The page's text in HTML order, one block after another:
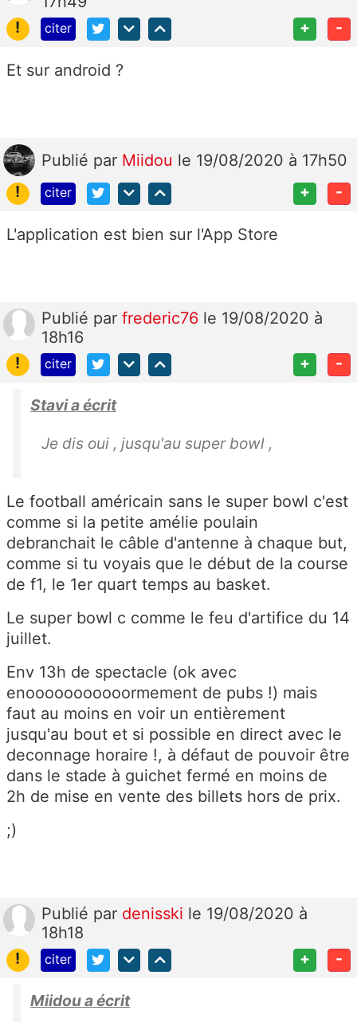
!
citer + -
Et sur android ?
Publié par Miidou le 19/08/2020 à 17h50
!
citer + -
L'application est bien sur l'App Store
Publié par frederic76 le 19/08/2020 à
18h16
!
citer + -
Stavi a écrit
Je dis oui , jusqu'au super bowl ,
Le football américain sans le super bowl c'est
comme si la petite amélie poulain
debranchait le câble d'antenne à chaque but,
comme si tu voyais que le début de la course
de f1, le 1er quart temps au basket.
Le super bowl c comme le feu d'artifice du 14
juillet.
Env 13h de spectacle (ok avec
enooooooooooormement de pubs !) mais
faut au moins en voir un entièrement
jusqu'au bout et si possible en direct avec le
deconnage horaire !, à défaut de pouvoir être
dans le stade à guichet fermé en moins de
2h de mise en vente des billets hors de prix.
;)
Publié par denisski le 19/08/2020 à
18h18
!
citer + -
Miidou a écrit